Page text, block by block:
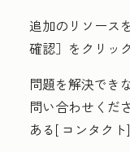
追加のリソース
確認］ をクリッ
問題を解決でき
問い合わせくだ
ある[ コンタクト]